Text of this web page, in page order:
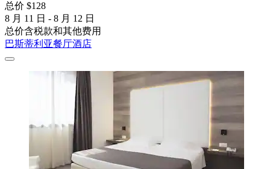
总价 $128
8 月 11 日 - 8 月 12 日
总价含税款和其他费用
巴斯蒂利亚餐厅酒店